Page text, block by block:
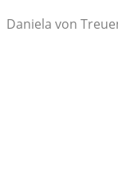
Bildung
Daniela von